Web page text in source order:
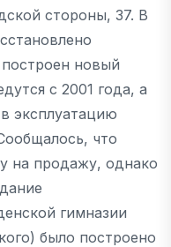
стороны, 37. В
новый
с 2001 года, а
эксплуатацию
что
на продажу, однако
гимназии
было построено